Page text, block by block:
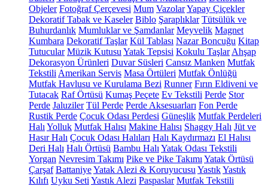
Objeler Fotoğraf Çerçevesi Mum VazolarYapay Çiçekler
Dekoratif Tabak ve Kaseler Biblo Şaraplıklar Tütsülük ve
Buhurdanlık Mumluklar ve Şamdanlar Meyvelik Magnet
Kumbara Dekoratif Taşlar Kül Tablası Nazar Boncuğu Kitap
Tutucular Müzik Kutusu Yatak Tepsisi Kokulu Taşlar Ahşap
Dekorasyon Ürünleri Duvar Süsleri Cansız Manken Mutfak
Tekstili Amerikan Servis Masa Örtüleri Mutfak Önlüğü
Mutfak Havlusu ve Kurulama Bezi Runner Fırın Eldiveni ve
Tutacak Raf Örtüsü Kumaş Peçete Ev Tekstili Perde Stor
Perde Jaluziler Tül Perde Perde Aksesuarları Fon Perde
Rustik Perde Çocuk Odası Perdesi Güneşlik Mutfak Perdeleri
Halı Yolluk Mutfak Halısı Makine Halısı Shaggy Halı Jüt ve
Hasır Halı Çocuk Odası Halıları Halı Kaydırmazı El Halısı
Deri Halı Halı Örtüsü Bambu Halı Yatak Odası Tekstili
Yorgan Nevresim Takımı Pike ve Pike Takımı Yatak Örtüsü
Çarşaf BattaniyeYatak Alezi & Koruyucusu YastıkYastık
Kılıfı Uyku Seti Yastık Alezi Paspaslar Mutfak Tekstili